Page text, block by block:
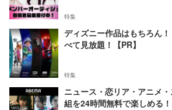
特集
ディズニー作品はもちろん
べて見放題！【PR】
特集
ニュース・恋リア・アニメ
組を24時間無料で楽しめる！